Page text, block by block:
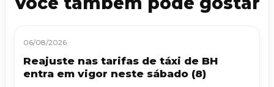
06/08/2026
Reajuste nas tarifas de táxi de BH
entra em vigor neste sábado (8)